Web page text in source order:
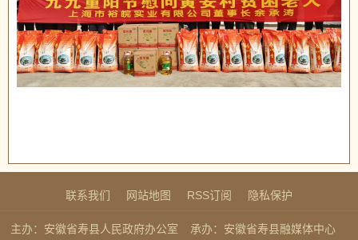
联系我们 网站地图 RSS订阅 隐私保护
主办：安徽省寿县人民政府办公室 承办：安徽省寿县融媒体中心